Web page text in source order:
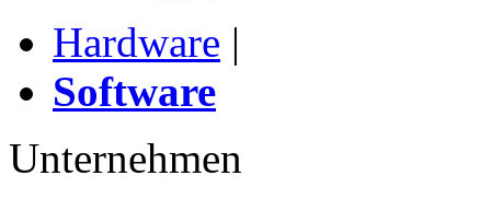
Hardware |
Software
Unternehmen